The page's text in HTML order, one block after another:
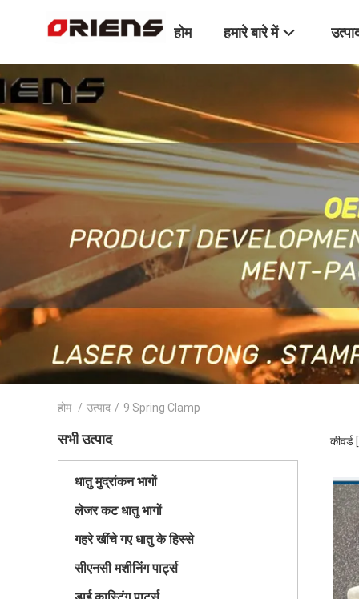
होम हमारे बारे में
होम / उत्पाद / 9 Spring Clamp
सभी उत्पाद
धातु मुद्रांकन भागों
लेजर कट धातु भागों
गहरे खींचे गए धातु के हिस्से
सीएनसी मशीनिंग पार्ट्स